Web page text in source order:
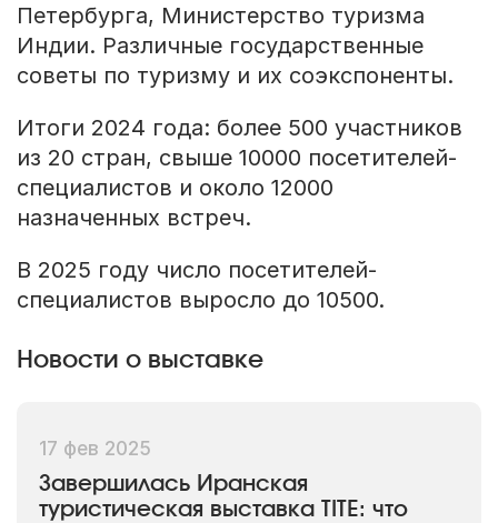
Петербурга, Министерство туризма
Индии. Различные государственные
советы по туризму и их соэкспоненты.
Итоги 2024 года: более 500 участников
из 20 стран, свыше 10000 посетителей-
специалистов и около 12000
назначенных встреч.
В 2025 году число посетителей-
специалистов выросло до 10500.
Новости о выставке
17 фев 2025
Завершилась Иранская
туристическая выставка TITE: что